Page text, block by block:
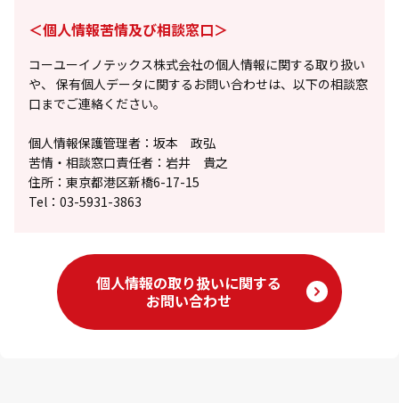
＜個人情報苦情及び相談窓口＞
コーユーイノテックス株式会社の個人情報に関する取り扱い
や、
保有個人データに関するお問い合わせは、以下の相談窓
口までご連絡ください。
個人情報保護管理者：坂本 政弘
苦情・相談窓口責任者：岩井 貴之
住所：東京都港区新橋6-17-15
Tel：03-5931-3863
個人情報の取り扱いに関する
お問い合わせ